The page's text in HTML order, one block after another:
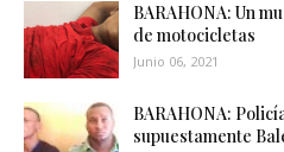
BARAHONA: Un
de motocicletas
Junio 06, 2021
BARAHONA:
supuestamente